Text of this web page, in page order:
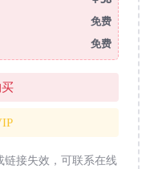
免费
免费
链接失效，可联系在线